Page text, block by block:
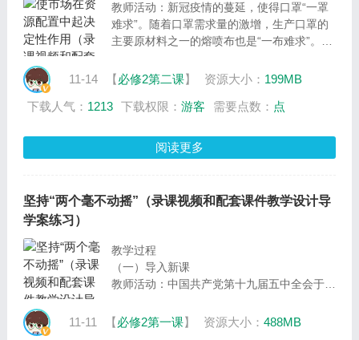
教师活动：新冠疫情的蔓延，使得口罩“一罩
难求”。随着口罩需求量的激增，生产口罩的
主要原材料之一的熔喷布也是“一布难求”。熔
么，熔喷布行业为什么会发生如此大的变化？
的决定作用”为中心议题，进行一场探索之
个分议题，接下来，我们就一起进入探究活
动，一起来寻找议题的答案。
究活动做好铺垫
11-14 【必修2第二课】 资源大小： 199MB
下载人气： 1213 下载权限： 游客 需要点数： 点
阅读更多
坚持“两个毫不动摇”（录课视频和配套课件教学设计导
学案练习）
教学过程
（一）导入新课
教师活动：中国共产党第十九届五中全会于
取和讨论了习近平受中央政治局委托作的工作
11-11 【必修2第一课】 资源大小： 488MB